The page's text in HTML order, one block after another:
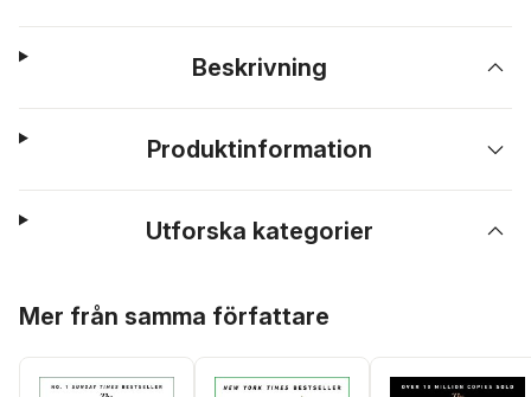
Beskrivning
Produktinformation
Utforska kategorier
Mer från samma författare